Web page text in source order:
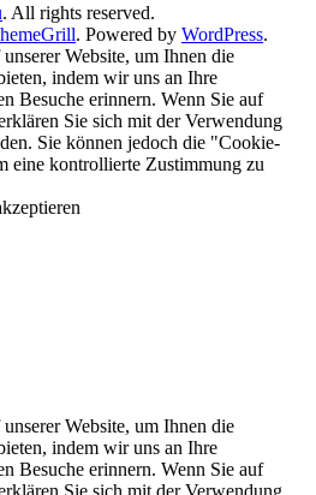
. All rights reserved.
. Powered by WordPress.
Website, um Ihnen die
indem wir uns an Ihre
Besuche erinnern. Wenn Sie auf
Sie sich mit der Verwendung
Sie können jedoch die "Cookie-
eine kontrollierte Zustimmung zu
Website, um Ihnen die
indem wir uns an Ihre
Besuche erinnern. Wenn Sie auf
Sie sich mit der Verwendung